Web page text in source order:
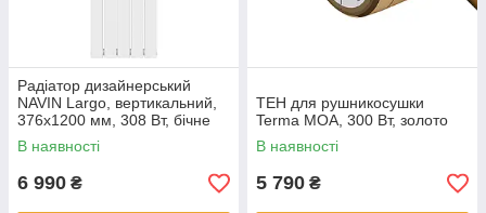
Радіатор дизайнерський
NAVIN Largo, вертикальний,
376x1200 мм, 308 Вт, бічне
підключення, білий
В наявності
6 990 ₴
ТЕН для рушникосушки
Terma MOA, 300 Вт, золото
В наявності
5 790 ₴